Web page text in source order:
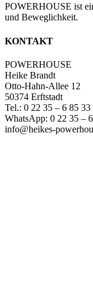
POWERHOUSE ist
und Beweglichkeit.
KONTAKT
POWERHOUSE
Heike Brandt
Otto-Hahn-Allee 12
50374 Erftstadt
Tel.: 0 22 35 – 6 85 33
WhatsApp: 0 22 35 –
info@heikes-